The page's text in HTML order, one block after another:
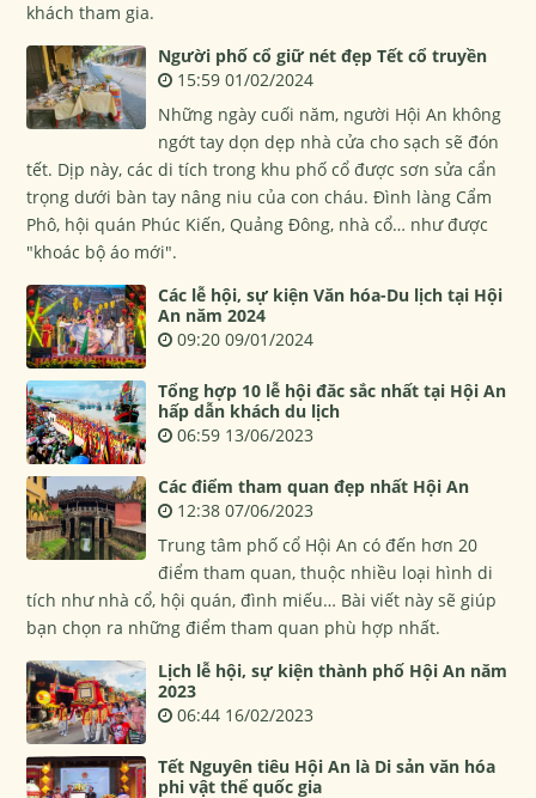
khách tham gia.
Người phố cổ giữ nét đẹp Tết cổ truyền
15:59 01/02/2024
Những ngày cuối năm, người Hội An không
ngớt tay dọn dẹp nhà cửa cho sạch sẽ đón
tết. Dịp này, các di tích trong khu phố cổ được sơn sửa cẩn
trọng dưới bàn tay nâng niu của con cháu. Đình làng Cẩm
Phô, hội quán Phúc Kiến, Quảng Đông, nhà cổ… như được
"khoác bộ áo mới".
Các lễ hội, sự kiện Văn hóa-Du lịch tại Hội
An năm 2024
09:20 09/01/2024
Tổng hợp 10 lễ hội đăc sắc nhất tại Hội An
hấp dẫn khách du lịch
06:59 13/06/2023
Các điểm tham quan đẹp nhất Hội An
12:38 07/06/2023
Trung tâm phố cổ Hội An có đến hơn 20
điểm tham quan, thuộc nhiều loại hình di
tích như nhà cổ, hội quán, đình miếu… Bài viết này sẽ giúp
bạn chọn ra những điểm tham quan phù hợp nhất.
Lịch lễ hội, sự kiện thành phố Hội An năm
2023
06:44 16/02/2023
Tết Nguyên tiêu Hội An là Di sản văn hóa
phi vật thể quốc gia